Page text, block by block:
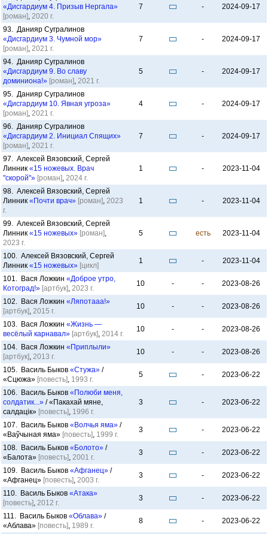
«Дисгардиум 4. Призыв Нергала»
[роман], 2020 г.
7 - 2024-09-17
93. Данияр Сугралинов
«Дисгардиум 3. Чумной мор»
[роман], 2021 г.
7 - 2024-09-17
94. Данияр Сугралинов
«Дисгардиум 9. Во славу
доминиона!» [роман], 2021 г.
5 - 2024-09-17
95. Данияр Сугралинов
«Дисгардиум 10. Явная угроза»
[роман], 2021 г.
4 - 2024-09-17
96. Данияр Сугралинов
«Дисгардиум 2. Инициал Спящих»
[роман], 2021 г.
7 - 2024-09-17
97. Алексей Вязовский, Сергей
Линник «15 ножевых. Врач
"скорой"» [роман], 2024 г.
1 - 2023-11-04
98. Алексей Вязовский, Сергей
Линник «Почти врач» [роман], 2023
г.
1 - 2023-11-04
99. Алексей Вязовский, Сергей
Линник «15 ножевых» [роман],
2023 г.
5 есть 2023-11-04
100. Алексей Вязовский, Сергей
Линник «15 ножевых» [цикл]
1 - 2023-11-04
101. Вася Ложкин «Доброе утро,
Котоград!» [артбук], 2023 г.
10 - - 2023-08-26
102. Вася Ложкин «Ляпотааа!»
[артбук], 2015 г.
10 - - 2023-08-26
103. Вася Ложкин «Жизнь —
весёлый карнавал» [артбук], 2014 г.
10 - - 2023-08-26
104. Вася Ложкин «Приплыли»
[артбук], 2013 г.
10 - - 2023-08-26
105. Василь Быков «Стужа» /
«Сцюжа» [повесть], 1993 г.
5 - 2023-06-22
106. Василь Быков «Полюби меня,
солдатик...» / «Пакахай мяне,
салдацік» [повесть], 1996 г.
3 - 2023-06-22
107. Василь Быков «Волчья яма» /
«Ваўчыная яма» [повесть], 1999 г.
3 - 2023-06-22
108. Василь Быков «Болото» /
«Балота» [повесть], 2001 г.
3 - 2023-06-22
109. Василь Быков «Афганец» /
«Афганец» [повесть], 2003 г.
3 - 2023-06-22
110. Василь Быков «Атака»
[повесть], 2012 г.
3 - 2023-06-22
111. Василь Быков «Облава» /
«Аблава» [повесть], 1989 г.
8 - 2023-06-22